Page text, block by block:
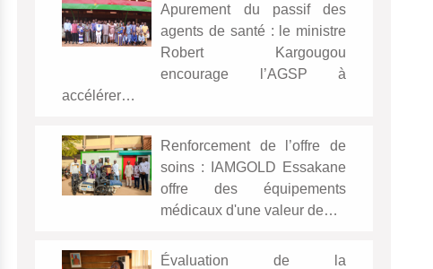
Apurement du passif des
agents de santé : le ministre
Robert Kargougou
encourage l’AGSP à
accélérer…
Renforcement de l’offre de
soins : IAMGOLD Essakane
offre des équipements
médicaux d'une valeur de…
Évaluation de la